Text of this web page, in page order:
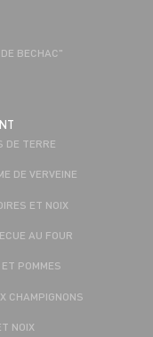
BECHAC"
DE TERRE
DE VERVEINE
ET NOIX
AU FOUR
POMMES
CHAMPIGNONS
NOIX